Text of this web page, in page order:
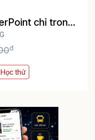
chỉ trong
đ
Học thử